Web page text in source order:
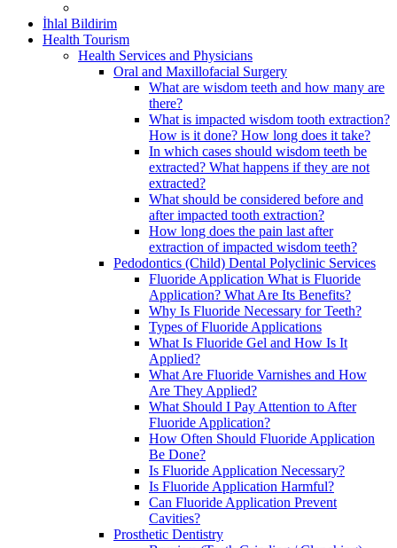
İhlal Bildirim
Health Tourism
Health Services and Physicians
Oral and Maxillofacial Surgery
What are wisdom teeth and how many are
there?
What is impacted wisdom tooth extraction?
How is it done? How long does it take?
In which cases should wisdom teeth be
extracted? What happens if they are not
extracted?
What should be considered before and
after impacted tooth extraction?
How long does the pain last after
extraction of impacted wisdom teeth?
Pedodontics (Child) Dental Polyclinic Services
Fluoride Application What is Fluoride
Application? What Are Its Benefits?
Why Is Fluoride Necessary for Teeth?
Types of Fluoride Applications
What Is Fluoride Gel and How Is It
Applied?
What Are Fluoride Varnishes and How
Are They Applied?
What Should I Pay Attention to After
Fluoride Application?
How Often Should Fluoride Application
Be Done?
Is Fluoride Application Necessary?
Is Fluoride Application Harmful?
Can Fluoride Application Prevent
Cavities?
Prosthetic Dentistry